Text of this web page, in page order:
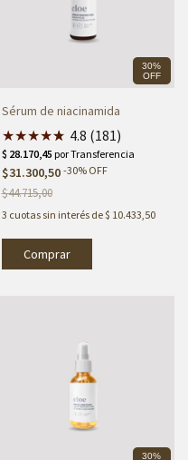
30%
OFF
Sérum de niacinamida
★★★★★
★ 4.8 (181)
$31.300,50 -30% OFF
$44.715,00
3 cuotas sin interés de$ 10.433,50
30%